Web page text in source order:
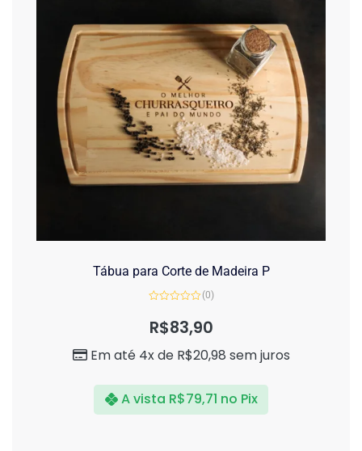
Tábua para Corte de Madeira P
de
(0)
R$83,90
Em até 4x de R$20,98 sem juros
A vista R$79,71 no Pix